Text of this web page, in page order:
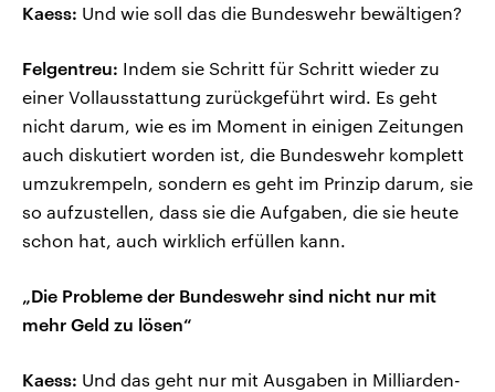
Kaess: Und wie soll das die Bundeswehr bewältigen?
Felgentreu: Indem sie Schritt für Schritt wieder zu
einer Vollausstattung zurückgeführt wird. Es geht
nicht darum, wie es im Moment in einigen Zeitungen
auch diskutiert worden ist, die Bundeswehr komplett
umzukrempeln, sondern es geht im Prinzip darum, sie
so aufzustellen, dass sie die Aufgaben, die sie heute
schon hat, auch wirklich erfüllen kann.
„Die Probleme der Bundeswehr sind nicht nur mit
mehr Geld zu lösen“
Kaess: Und das geht nur mit Ausgaben in Milliarden-